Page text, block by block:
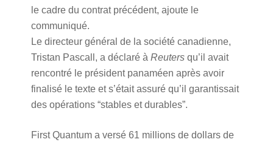
le cadre du contrat précédent, ajoute le
communiqué.
Le directeur général de la société canadienne,
Tristan Pascall, a déclaré à Reutersqu’il avait
rencontré le président panaméen après avoir
finalisé le texte et s’était assuré qu’il garantissait
des opérations “stables et durables”.
First Quantum a versé 61 millions de dollars de